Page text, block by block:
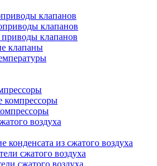
клапанов
клапанов
клапанов
клапаны
воздуха
конденсата из сжатого воздуха
сжатого воздуха
сжатого воздуха